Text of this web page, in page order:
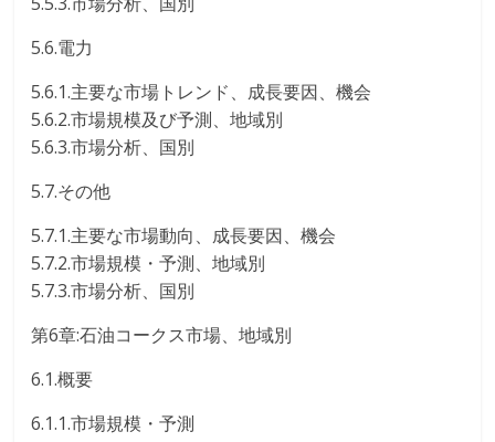
5.6.電力
5.6.1.主要な市場トレンド、成長要因、機会
5.6.2.市場規模及び予測、地域別
5.6.3.市場分析、国別
5.7.その他
5.7.1.主要な市場動向、成長要因、機会
5.7.2.市場規模・予測、地域別
5.7.3.市場分析、国別
第6章:石油コークス市場、地域別
6.1.概要
6.1.1.市場規模・予測